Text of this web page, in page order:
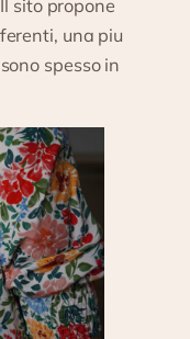
sito propone
una piu
spesso in